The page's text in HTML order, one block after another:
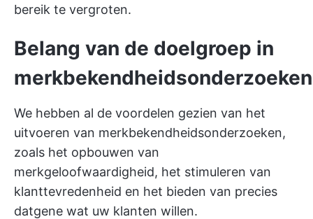
bereik te vergroten.
Belang van de doelgroep in
merkbekendheidsonderzoeken
We hebben al de voordelen gezien van het
uitvoeren van merkbekendheidsonderzoeken,
zoals het opbouwen van
merkgeloofwaardigheid, het stimuleren van
klanttevredenheid en het bieden van precies
datgene wat uw klanten willen.